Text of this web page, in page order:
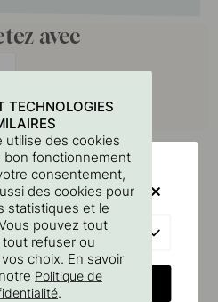
avec
TECHNOLOGIES
utilise des cookies
bon fonctionnement
consentement,
des cookies pour
statistiques et le
pouvez tout
tout refuser ou
choix. En savoir
Politique de
.
VISIT?
COUNTRY